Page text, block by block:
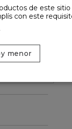
de este
con este